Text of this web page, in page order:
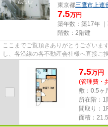
東京都三鷹市上連
7.5万円
築年数：築17年 ｜
階数：2階建
ここまでご覧頂きありがとうございま
し、各沿線の各不動産会社様へ直接ご
7.5万円
(管理費・
敷：0.5ヶ
所在階：1
間取り：
面積：